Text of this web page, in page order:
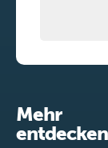
Mehr
entdecken